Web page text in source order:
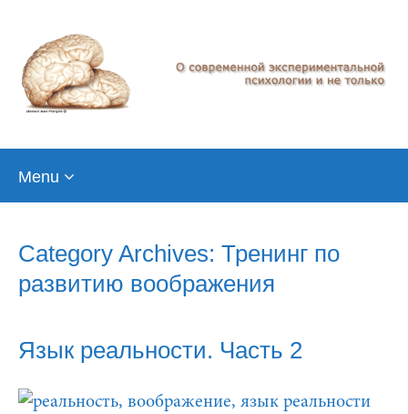
Menu
Category Archives: Тренинг по
развитию воображения
Язык реальности. Часть 2